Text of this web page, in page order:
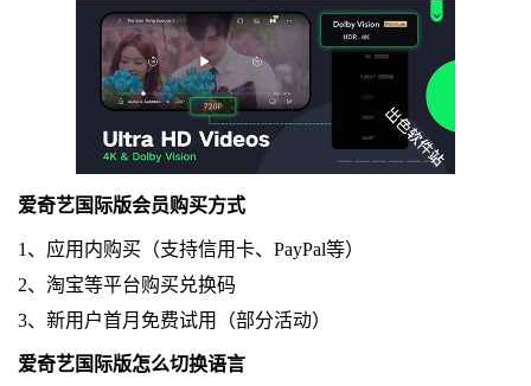
爱奇艺国际版会员购买方式
1、应用内购买（支持信用卡、PayPal等）
2、淘宝等平台购买兑换码
3、新用户首月免费试用（部分活动）
爱奇艺国际版怎么切换语言